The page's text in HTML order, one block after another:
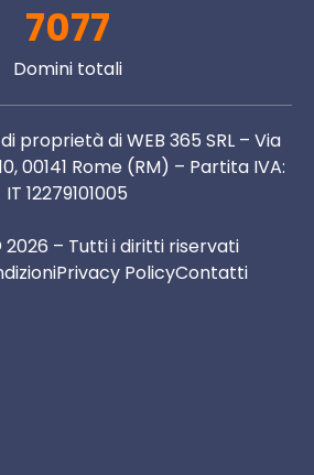
7077
Domini totali
proprietà di WEB 365 SRL – Via
00141 Rome (RM) – Partita IVA:
IT 12279101005
– Tutti i diritti riservati
Privacy PolicyContatti